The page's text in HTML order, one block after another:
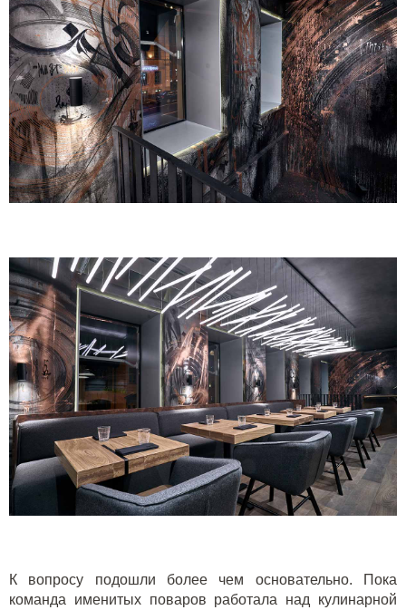
К вопросу подошли более чем основательно. Пока
команда именитых поваров работала над кулинарной